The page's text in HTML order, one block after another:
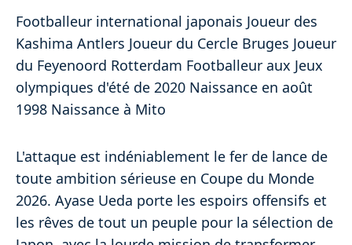
Footballeur international japonais Joueur des
Kashima Antlers Joueur du Cercle Bruges Joueur
du Feyenoord Rotterdam Footballeur aux Jeux
olympiques d'été de 2020 Naissance en août
1998 Naissance à Mito
L'attaque est indéniablement le fer de lance de
toute ambition sérieuse en Coupe du Monde
2026. Ayase Ueda porte les espoirs offensifs et
les rêves de tout un peuple pour la sélection de